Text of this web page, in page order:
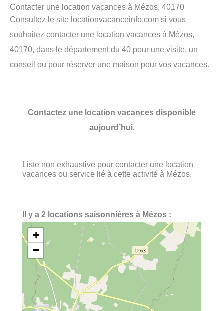
Contacter une location vacances à Mézos, 40170
Consultez le site locationvacanceinfo.com si vous
souhaitez contacter une location vacances à Mézos,
40170, dans le département du 40 pour une visite, un
conseil ou pour réserver une maison pour vos vacances.
Contactez une location vacances disponible
aujourd’hui.
Liste non exhaustive pour contacter une location
vacances ou service lié à cette activité à Mézos.
Il y a 2 locations saisonnières à Mézos :
+
−